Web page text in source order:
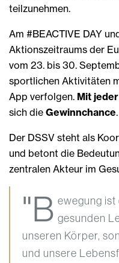
teilzunehmen.
Am #BEACTIVE DAY
Aktionszeitraums der
vom 23. bis 30.
sportlichen Aktivitäten
App verfolgen. Mit
sich die Gewinnchance.
Der DSSV steht als
und betont die
zentralen Akteur im
"B ewegung ist
gesunden
unseren Körper,
und unsere